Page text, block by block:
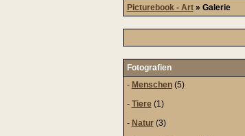
Picturebook - Art» Galerie
Fotografien
- Menschen(5)
- Tiere(1)
- Natur(3)